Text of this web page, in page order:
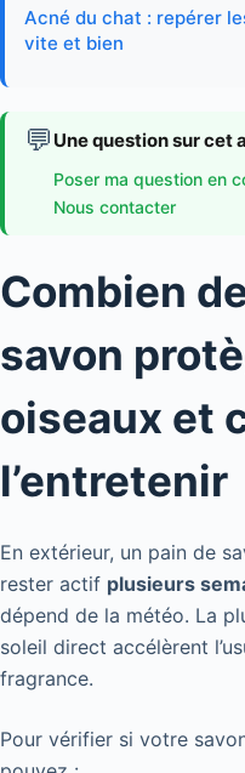
Acné du chat : repérer
vite et bien
💬 Une question sur cet
Poser ma question en
Nous contacter
Combien
savon
oiseaux et
l’entretenir
En extérieur, un pain de
rester actif plusieurs
dépend de la météo. La
soleil direct accélèrent
fragrance.
Pour vérifier si votre